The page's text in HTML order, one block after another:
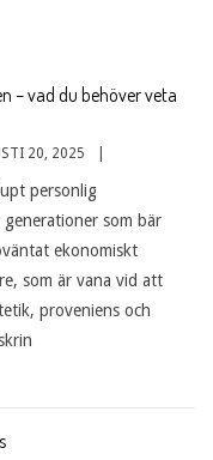
– vad du behöver veta
20, 2025
personlig
som bär
ekonomiskt
som är vana vid att
proveniens och